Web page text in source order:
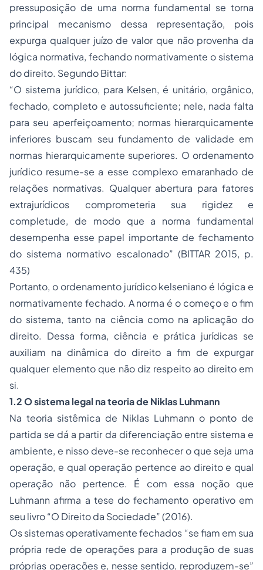
pressuposição de uma norma fundamental se torna
principal mecanismo dessa representação, pois
expurga qualquer juízo de valor que não provenha da
lógica normativa, fechando normativamente o sistema
do direito. Segundo Bittar:
“O sistema jurídico, para Kelsen, é unitário, orgânico,
fechado, completo e autossuficiente; nele, nada falta
para seu aperfeiçoamento; normas hierarquicamente
inferiores buscam seu fundamento de validade em
normas hierarquicamente superiores. O ordenamento
jurídico resume-se a esse complexo emaranhado de
relações normativas. Qualquer abertura para fatores
extrajurídicos comprometeria sua rigidez e
completude, de modo que a norma fundamental
desempenha esse papel importante de fechamento
do sistema normativo escalonado” (BITTAR 2015, p.
435)
Portanto, o ordenamento jurídico kelseniano é lógica e
normativamente fechado. A norma é o começo e o fim
do sistema, tanto na ciência como na aplicação do
direito. Dessa forma, ciência e prática jurídicas se
auxiliam na dinâmica do direito a fim de expurgar
qualquer elemento que não diz respeito ao direito em
si.
1.2 O sistema legal na teoria de Niklas Luhmann
Na teoria sistêmica de Niklas Luhmann o ponto de
partida se dá a partir da diferenciação entre sistema e
ambiente, e nisso deve-se reconhecer o que seja uma
operação, e qual operação pertence ao direito e qual
operação não pertence. É com essa noção que
Luhmann afirma a tese do fechamento operativo em
seu livro “O Direito da Sociedade” (2016).
Os sistemas operativamente fechados “se fiam em sua
própria rede de operações para a produção de suas
próprias operações e, nesse sentido, reproduzem-se”